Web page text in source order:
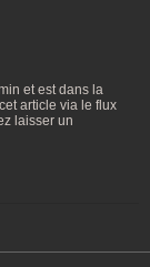
et est dans la
article via le flux
laisser un